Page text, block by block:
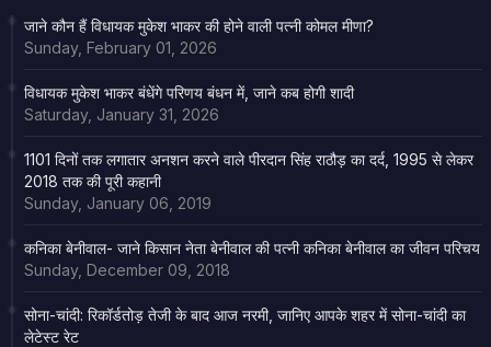
जाने कौन हैं विधायक मुकेश भाकर की होने वाली पत्नी कोमल मीणा?
Sunday, February 01, 2026
विधायक मुकेश भाकर बंधेंगे परिणय बंधन में, जाने कब होगी शादी
Saturday, January 31, 2026
1101 दिनों तक लगातार अनशन करने वाले पीरदान सिंह राठौड़ का दर्द, 1995 से लेकर
2018 तक की पूरी कहानी
Sunday, January 06, 2019
कनिका बेनीवाल- जाने किसान नेता बेनीवाल की पत्नी कनिका बेनीवाल का जीवन परिचय
Sunday, December 09, 2018
सोना-चांदी: रिकॉर्डतोड़ तेजी के बाद आज नरमी, जानिए आपके शहर में सोना-चांदी का
लेटेस्ट रेट